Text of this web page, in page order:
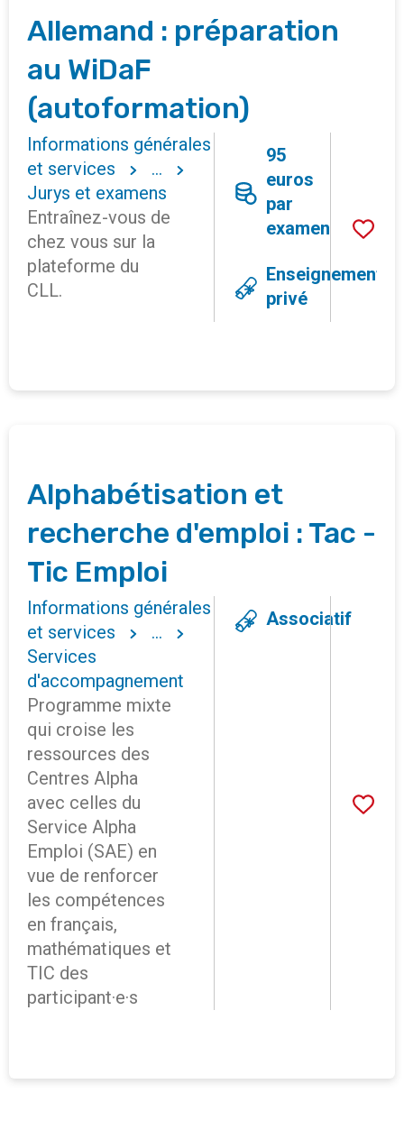
Allemand : préparation
au WiDaF
(autoformation)
Informations générales
et services
...
Jurys et examens
Entraînez-vous de
chez vous sur la
plateforme du
CLL.
95
euros
par
examen
Enseignement
privé
Alphabétisation et
recherche d'emploi : Tac -
Tic Emploi
Informations générales
et services
...
Services
d'accompagnement
Programme mixte
qui croise les
ressources des
Centres Alpha
avec celles du
Service Alpha
Emploi (SAE) en
vue de renforcer
les compétences
en français,
mathématiques et
TIC des
participant·e·s
Associatif